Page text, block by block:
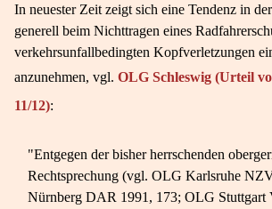
In neuester Zeit zeigt sich eine Tendenz in
generell beim Nichttragen eines
verkehrsunfallbedingten Kopfverletzungen
anzunehmen, vgl. OLG Schleswig (Urteil
11/12):
"Entgegen der bisher herrschenden
Rechtsprechung (vgl. OLG Karlsruhe
Nürnberg DAR 1991, 173; OLG Stuttgart